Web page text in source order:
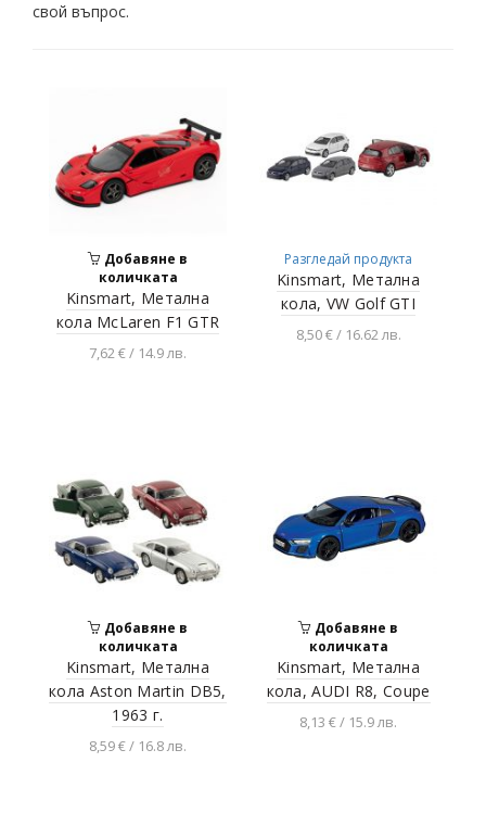
свой въпрос.
Добавяне в
количката
Kinsmart, Метална
кола McLaren F1 GTR
7,62 € / 14.9 лв.
Разгледай продукта
Kinsmart, Метална
кола, VW Golf GTI
8,50 € / 16.62 лв.
Добавяне в
количката
Kinsmart, Метална
кола Aston Martin DB5,
1963 г.
8,59 € / 16.8 лв.
Добавяне в
количката
Kinsmart, Метална
кола, AUDI R8, Coupe
8,13 € / 15.9 лв.